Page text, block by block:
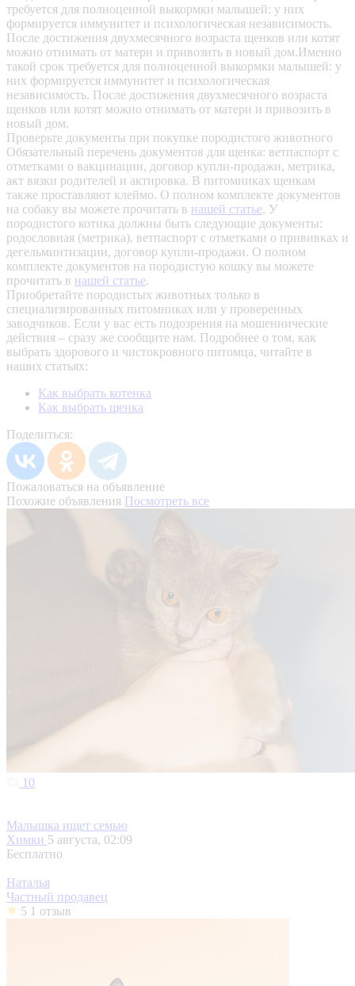
требуется для полноценной выкормки малышей: у них
формируется иммунитет и психологическая независимость.
После достижения двухмесячного возраста щенков или котят
можно отнимать от матери и привозить в новый дом.Именно
такой срок требуется для полноценной выкормки малышей: у
них формируется иммунитет и психологическая
независимость. После достижения двухмесячного возраста
щенков или котят можно отнимать от матери и привозить в
новый дом.
Проверьте документы при покупке породистого животного
Обязательный перечень документов для щенка: ветпаспорт с
отметками о вакцинации, договор купли-продажи, метрика,
акт вязки родителей и актировка. В питомниках щенкам
также проставляют клеймо. О полном комплекте документов
на собаку вы можете прочитать в нашей статье. У
породистого котика должны быть следующие документы:
родословная (метрика), ветпаспорт с отметками о прививках и
дегельминтизации, договор купли-продажи. О полном
комплекте документов на породистую кошку вы можете
прочитать в нашей статье.
Приобретайте породистых животных только в
специализированных питомниках или у проверенных
заводчиков. Если у вас есть подозрения на мошеннические
действия – сразу же сообщите нам. Подробнее о том, как
выбрать здорового и чистокровного питомца, читайте в
наших статьях:
Как выбрать котенка
Как выбрать щенка
Поделиться:
Пожаловаться на объявление
Похожие объявления Посмотреть все
10
Малышка ищет семью
Химки 5 августа, 02:09
Бесплатно
Наталья
Частный продавец
5 1 отзыв